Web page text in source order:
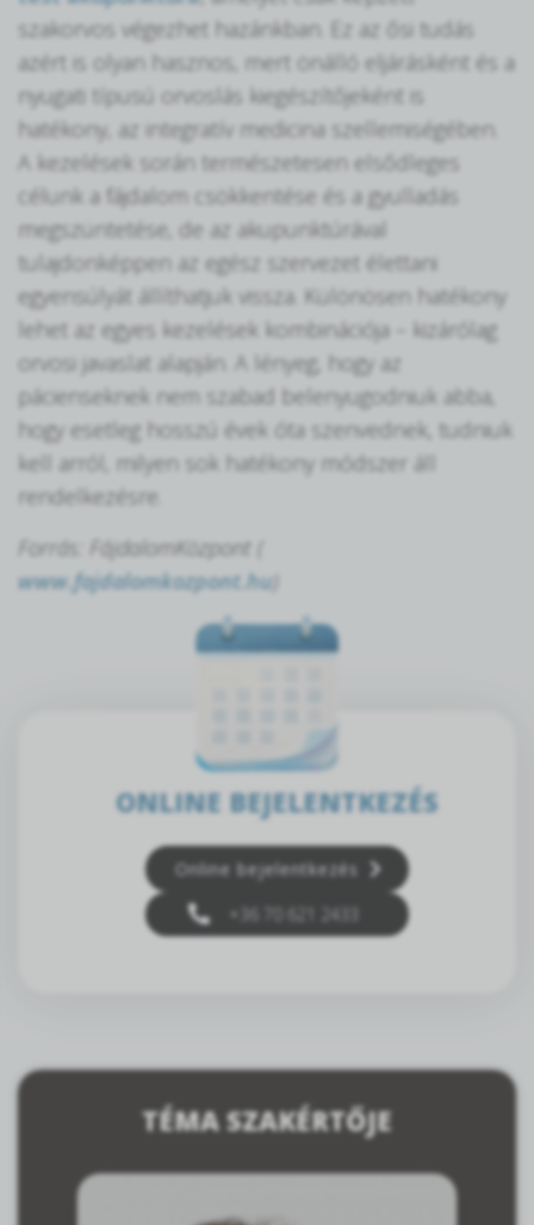
szakorvos végezhet hazánkban. Ez az ősi tudás
azért is olyan hasznos, mert önálló eljárásként és a
nyugati típusú orvoslás kiegészítőjeként is
hatékony, az integratív medicina szellemiségében.
A kezelések során természetesen elsődleges
célunk a fájdalom csökkentése és a gyulladás
megszüntetése, de az akupunktúrával
tulajdonképpen az egész szervezet élettani
egyensúlyát állíthatjuk vissza. Különösen hatékony
lehet az egyes kezelések kombinációja – kizárólag
orvosi javaslat alapján. A lényeg, hogy az
pácienseknek nem szabad belenyugodniuk abba,
hogy esetleg hosszú évek óta szenvednek, tudniuk
kell arról, milyen sok hatékony módszer áll
rendelkezésre.
Forrás: FájdalomKözpont (
www.fajdalomkozpont.hu
ONLINE BEJELENTKEZÉS
Online bejelentkezés
+36 70 621 2433
TÉMA SZAKÉRTŐJE